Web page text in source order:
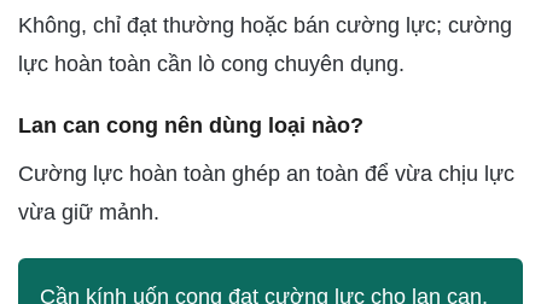
Không, chỉ đạt thường hoặc bán cường lực; cường
lực hoàn toàn cần lò cong chuyên dụng.
Lan can cong nên dùng loại nào?
Cường lực hoàn toàn ghép an toàn để vừa chịu lực
vừa giữ mảnh.
Cần kính uốn cong đạt cường lực cho lan can,